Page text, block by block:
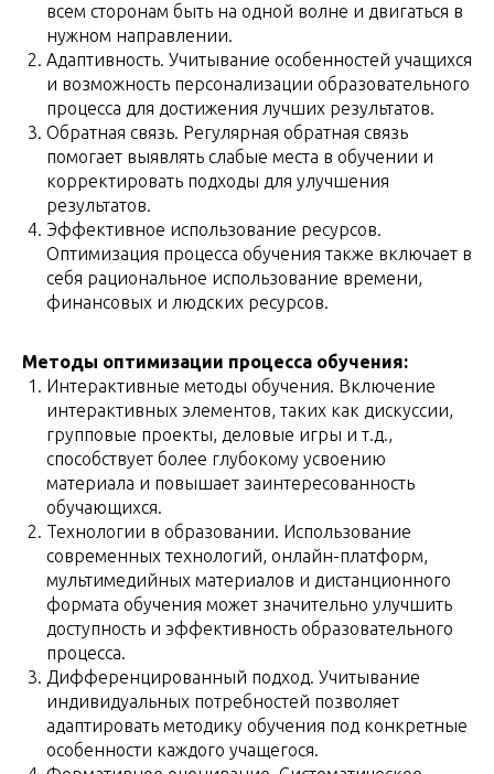
всем сторонам быть на одной волне и двигаться в
нужном направлении.
Адаптивность. Учитывание особенностей учащихся
и возможность персонализации образовательного
процесса для достижения лучших результатов.
Обратная связь. Регулярная обратная связь
помогает выявлять слабые места в обучении и
корректировать подходы для улучшения
результатов.
Эффективное использование ресурсов.
Оптимизация процесса обучения также включает в
себя рациональное использование времени,
финансовых и людских ресурсов.
Методы оптимизации процесса обучения:
Интерактивные методы обучения. Включение
интерактивных элементов, таких как дискуссии,
групповые проекты, деловые игры и т.д.,
способствует более глубокому усвоению
материала и повышает заинтересованность
обучающихся.
Технологии в образовании. Использование
современных технологий, онлайн-платформ,
мультимедийных материалов и дистанционного
формата обучения может значительно улучшить
доступность и эффективность образовательного
процесса.
Дифференцированный подход. Учитывание
индивидуальных потребностей позволяет
адаптировать методику обучения под конкретные
особенности каждого учащегося.